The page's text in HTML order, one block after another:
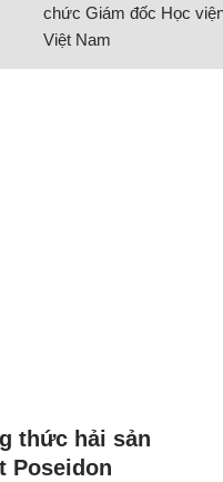
chức Giám đốc Học
Việt Nam
thức hải sản
Poseidon